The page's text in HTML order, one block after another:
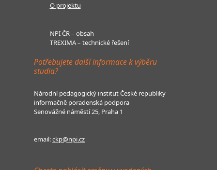
O projektu
NPI ČR – obsah
TREXIMA – technické řešení
Potřebujete další informace k výběru
studia?
Národní pedagogický institut České republiky
informačně poradenská podpora
Senovážné náměstí 25, Praha 1
email:ckp@npi.cz